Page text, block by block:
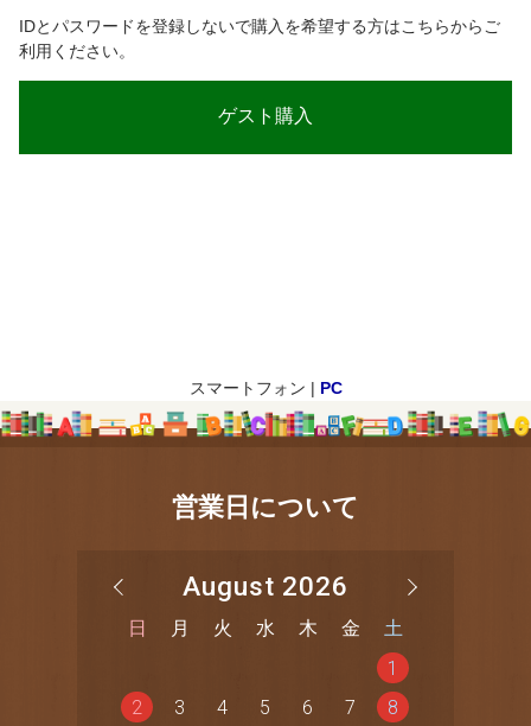
IDとパスワードを登録しないで購入を希望する方はこちらからご
利用ください。
スマートフォン | PC
営業日について
August 2026
日 月 火 水 木 金
土
1
2
3 4 5 6 7
8